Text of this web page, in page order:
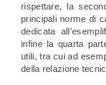
rispettare, la
principali norme di
dedicata
infine la quarta
utili, tra cui ad
della relazione